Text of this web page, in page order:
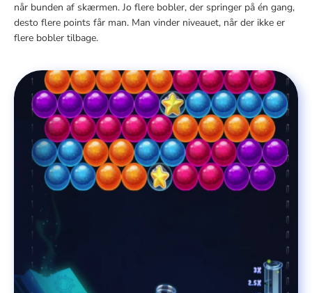
når bunden af skærmen. Jo flere bobler, der springer på én gang,
desto flere points får man. Man vinder niveauet, når der ikke er
flere bobler tilbage.